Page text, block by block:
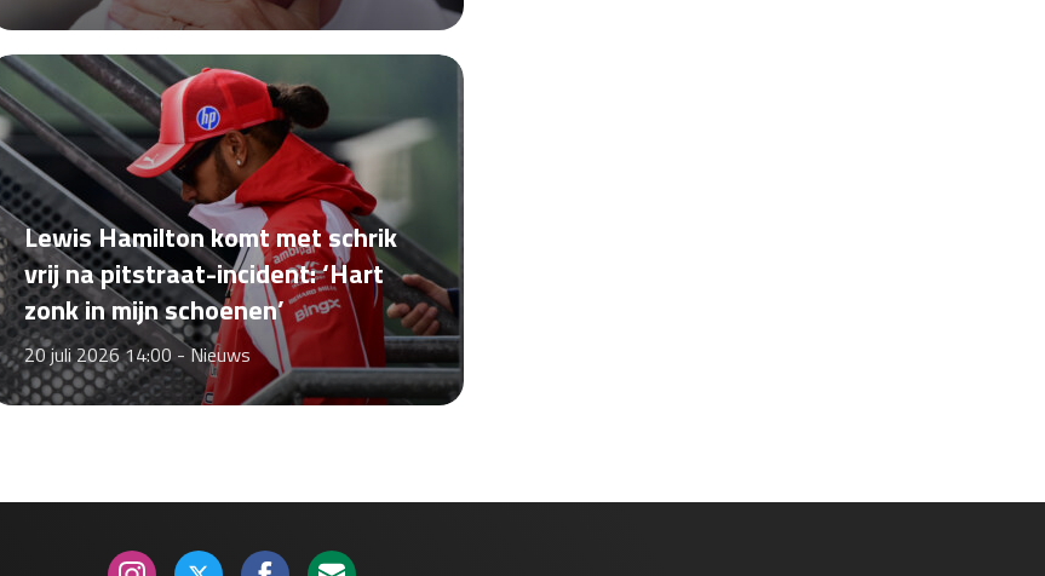
Lewis Hamilton komt met schrik
vrij na pitstraat-incident: ‘Hart
zonk in mijn schoenen’
20 juli 2026 14:00 -Nieuws